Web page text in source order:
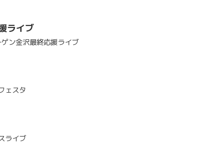
ライブ
ン金沢最終応援ライブ
ェスタ
ライブ